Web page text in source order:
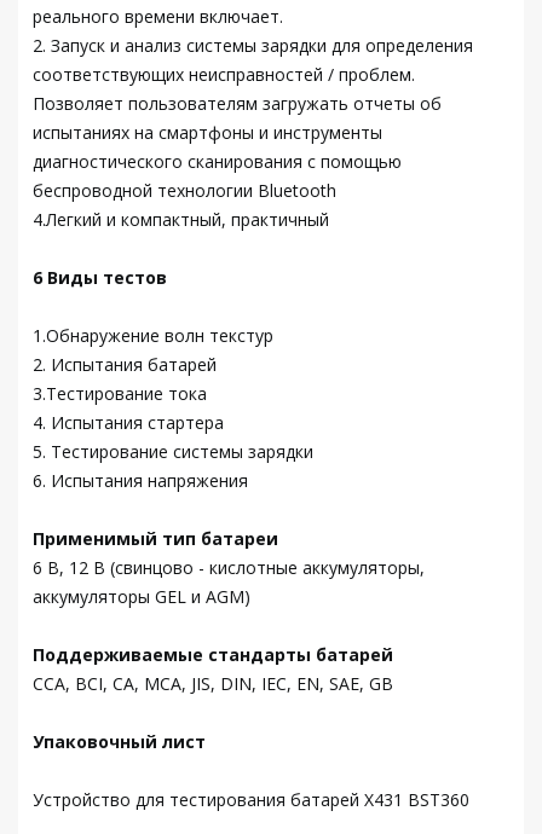
реального времени включает.
2. Запуск и анализ системы зарядки для определения
соответствующих неисправностей / проблем.
Позволяет пользователям загружать отчеты об
испытаниях на смартфоны и инструменты
диагностического сканирования с помощью
беспроводной технологии Bluetooth
4.Легкий и компактный, практичный
6 Виды тестов
1.Обнаружение волн текстур
2. Испытания батарей
3.Тестирование тока
4. Испытания стартера
5. Тестирование системы зарядки
6. Испытания напряжения
Применимый тип батареи
6 В, 12 В (свинцово - кислотные аккумуляторы,
аккумуляторы GEL и AGM)
Поддерживаемые стандарты батарей
CCA, BCI, CA, MCA, JIS, DIN, IEC, EN, SAE, GB
Упаковочный лист
Устройство для тестирования батарей X431 BST360